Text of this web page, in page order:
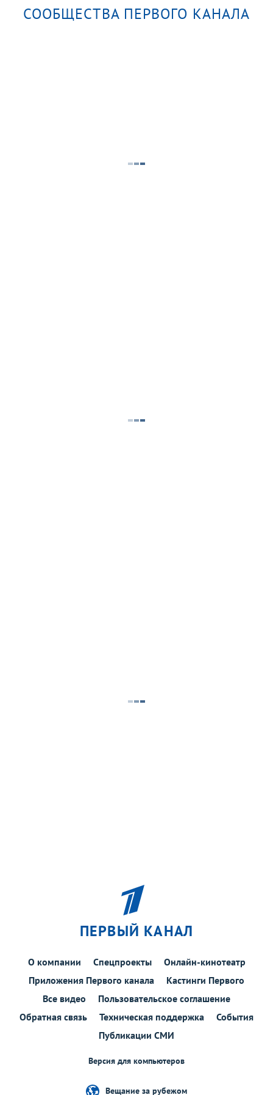
СООБЩЕСТВА ПЕРВОГО КАНАЛА
ПЕРВЫЙ КАНАЛ
О компании Спецпроекты
Онлайн-кинотеатр
Приложения Первого канала
Кастинги Первого
Все видео
Пользовательское соглашение
Обратная связь
Техническая поддержка
События
Публикации СМИ
Версия для компьютеров
Вещание за рубежом